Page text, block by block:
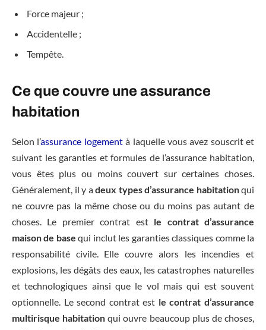
Force majeur ;
Accidentelle ;
Tempête.
Ce que couvre une assurance
habitation
Selon l’assurance logementà laquelle vous avez souscrit et
suivant les garanties et formules de l’assurance habitation,
vous êtes plus ou moins couvert sur certaines choses.
Généralement, il y adeux types d’assurance habitationqui
ne couvre pas la même chose ou du moins pas autant de
choses. Le premier contrat est le contrat d’assurance
maison de basequi inclut les garanties classiques comme la
responsabilité civile. Elle couvre alors les incendies et
explosions, les dégâts des eaux, les catastrophes naturelles
et technologiques ainsi que le vol mais qui est souvent
optionnelle. Le second contrat est le contrat d’assurance
multirisque habitation qui ouvre beaucoup plus de choses,